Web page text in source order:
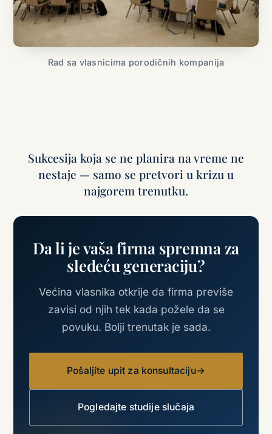
Rad sa vlasnicima porodičnih kompanija
Sukcesija koja se ne planira na vreme ne
nestaje — samo se pretvori u krizu u
najgorem trenutku.
Da li je vaša firma spremna za
sledeću generaciju?
Većina vlasnika otkrije da firma previše
zavisi od njih tek kada požele da se
povuku. Bolji trenutak je sada.
Pošaljite upit za konsultaciju→
Pogledajte studije slučaja